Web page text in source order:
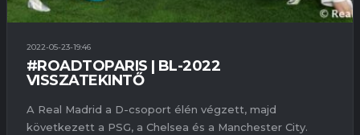
2022-05-23-19:46
#ROADTOPARIS | BL-2022
VISSZATEKINTŐ
A Real Madrid a D-csoport élén végzett, majd
következett a PSG, a Chelsea és a Manchester City.